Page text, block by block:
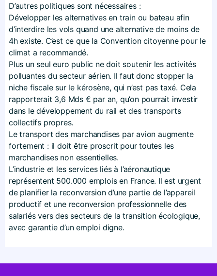
D’autres politiques sont nécessaires :
Développer les alternatives en train ou bateau afin
d’interdire les vols quand une alternative de moins de
4h existe. C’est ce que la Convention citoyenne pour le
climat a recommandé.
Plus un seul euro public ne doit soutenir les activités
polluantes du secteur aérien. Il faut donc stopper la
niche fiscale sur le kérosène, qui n’est pas taxé. Cela
rapporterait 3,6 Mds € par an, qu’on pourrait investir
dans le développement du rail et des transports
collectifs propres.
Le transport des marchandises par avion augmente
fortement : il doit être proscrit pour toutes les
marchandises non essentielles.
L’industrie et les services liés à l’aéronautique
représentent 500.000 emplois en France. Il est urgent
de planifier la reconversion d’une partie de l’appareil
productif et une reconversion professionnelle des
salariés vers des secteurs de la transition écologique,
avec garantie d’un emploi digne.